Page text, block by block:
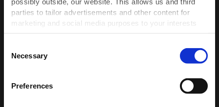
parties to tailor advertisements and other content for
marketing and social media purposes to your interests
and preferences. We will only place the cookies of your
or adjust
bottom right of the homepage.
Selection
Necessary
Preferences
Great Looking Wetsuit
Bought for my 15 year old daughter ready for surfing. Not used yet
First name